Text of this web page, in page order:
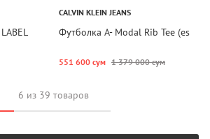
CALVIN KLEIN JEANS
Футболка A- Modal Rib Tee (es
551 600 сум 1 379 000 сум
6 из 39 товаров